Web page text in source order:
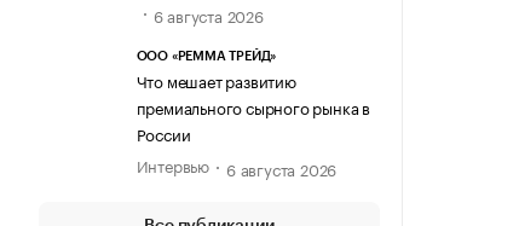
6 августа 2026
ООО «РЕММА ТРЕЙД»
Что мешает развитию
премиального сырного рынка в
России
Интервью
6 августа 2026